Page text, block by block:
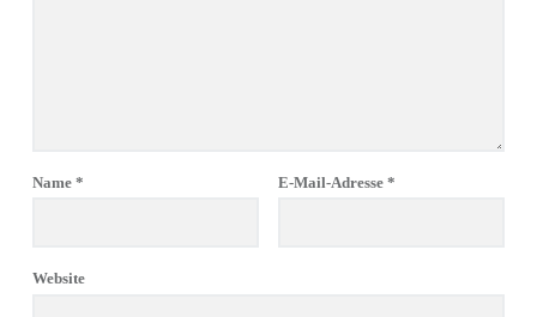
Name * E-Mail-Adresse *
Website